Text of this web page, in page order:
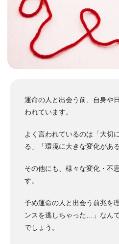
運命の人と出会う前、自身や
われています。
よく言われているのは「大切
る」「環境に大きな変化があ
その他にも、様々な変化・不
す。
予め運命の人と出会う前兆を
ンスを逃しちゃった…」なん
でしょう。